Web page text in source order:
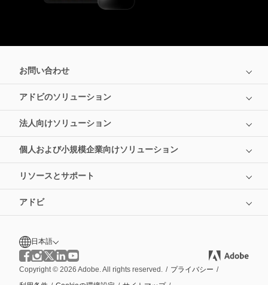
お問い合わせ
アドビのソリューション
法人向けソリューション
個人および小規模企業向けソリューション
リソースとサポート
アドビ
日本語
Copyright © 2026 Adobe. All rights reserved. / プライバシー /